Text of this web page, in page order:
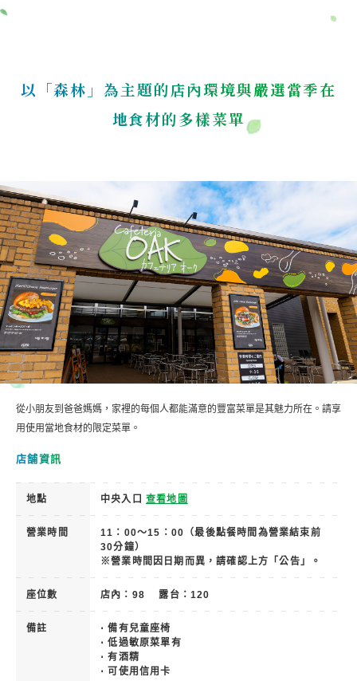
以「森林」為主題的店內環境與嚴選當季在
地食材的多樣菜單
從小朋友到爸爸媽媽，家裡的每個人都能滿意的豐富菜單是其魅力所在。請享
用使用當地食材的限定菜單。
店舗資訊
地點 中央入口 查看地圖
營業時間
11：00～15：00（最後點餐時間為營業結束前
30分鐘）
※營業時間因日期而異，請確認上方「公告」。
座位數 店內：98 露台：120
備註
⋅ 備有兒童座椅
⋅ 低過敏原菜單有
⋅ 有酒精
⋅ 可使用信用卡